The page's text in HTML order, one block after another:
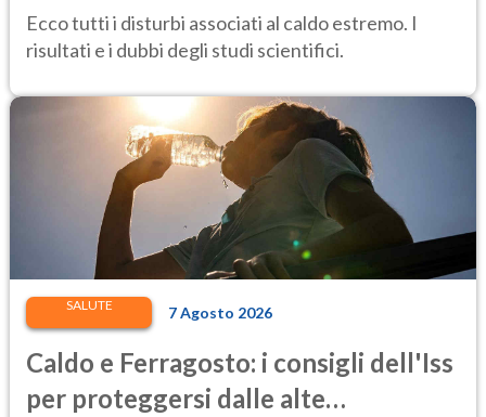
temperature
Ecco tutti i disturbi associati al caldo estremo. I
risultati e i dubbi degli studi scientifici.
SALUTE 7 Agosto 2026
Caldo e Ferragosto: i consigli dell'Iss
per proteggersi dalle alte